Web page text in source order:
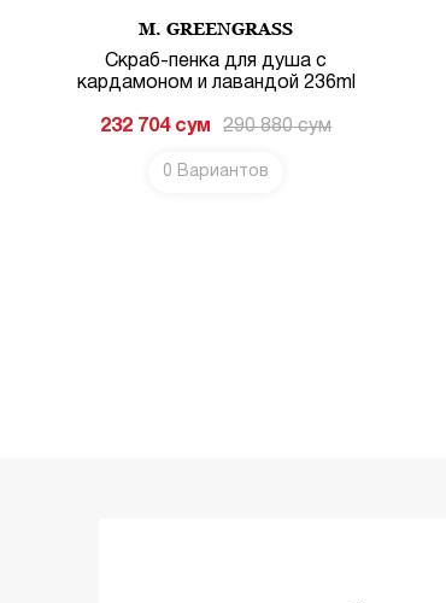
M. GREENGRASS
Скраб-пенка для душа с
кардамоном и лавандой 236ml
232 704сум 290 880сум
0 Вариантов